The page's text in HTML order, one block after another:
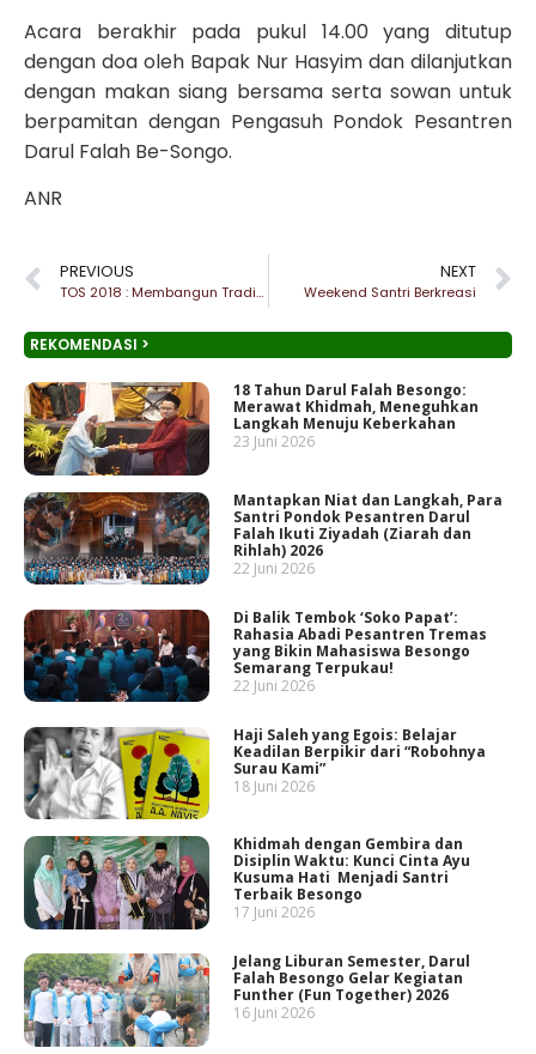
Acara berakhir pada pukul 14.00 yang ditutup
dengan doa oleh Bapak Nur Hasyim dan dilanjutkan
dengan makan siang bersama serta sowan untuk
berpamitan dengan Pengasuh Pondok Pesantren
Darul Falah Be-Songo.
ANR
PREVIOUS
TOS 2018 : Membangun Tradisi Pesantren
NEXT
Weekend Santri Berkreasi
REKOMENDASI >
18 Tahun Darul Falah Besongo:
Merawat Khidmah, Meneguhkan
Langkah Menuju Keberkahan
23 Juni 2026
Mantapkan Niat dan Langkah, Para
Santri Pondok Pesantren Darul
Falah Ikuti Ziyadah (Ziarah dan
Rihlah) 2026
22 Juni 2026
Di Balik Tembok ‘Soko Papat’:
Rahasia Abadi Pesantren Tremas
yang Bikin Mahasiswa Besongo
Semarang Terpukau!
22 Juni 2026
Haji Saleh yang Egois: Belajar
Keadilan Berpikir dari “Robohnya
Surau Kami”
18 Juni 2026
Khidmah dengan Gembira dan
Disiplin Waktu: Kunci Cinta Ayu
Kusuma Hati Menjadi Santri
Terbaik Besongo
17 Juni 2026
Jelang Liburan Semester, Darul
Falah Besongo Gelar Kegiatan
Funther (Fun Together) 2026
16 Juni 2026